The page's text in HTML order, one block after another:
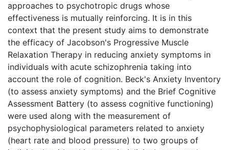
approaches to psychotropic drugs whose
effectiveness is mutually reinforcing. It is in this
context that the present study aims to demonstrate
the efficacy of Jacobson's Progressive Muscle
Relaxation Therapy in reducing anxiety symptoms in
individuals with acute schizophrenia taking into
account the role of cognition. Beck's Anxiety Inventory
(to assess anxiety symptoms) and the Brief Cognitive
Assessment Battery (to assess cognitive functioning)
were used along with the measurement of
psychophysiological parameters related to anxiety
(heart rate and blood pressure) to two groups of